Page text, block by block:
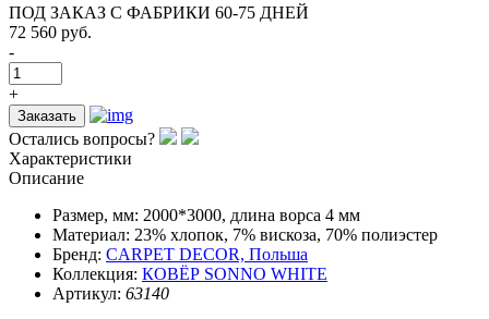
ПОД ЗАКАЗ С ФАБРИКИ 60-75 ДНЕЙ
72 560 руб.
-
+
Заказать
Остались вопросы?
Характеристики
Описание
Размер, мм: 2000*3000, длина ворса 4 мм
Материал: 23% хлопок, 7% вискоза, 70% полиэстер
Бренд: CARPET DECOR, Польша
Коллекция: КОВЁР SONNO WHITE
Артикул: 63140